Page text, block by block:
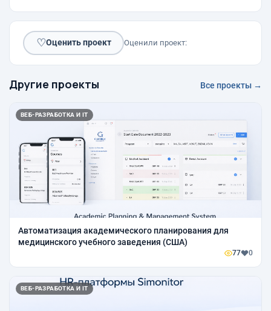
♡Оценить проект Оценили проект:
Другие проекты Все проекты →
ВЕБ-РАЗРАБОТКА И IT
Автоматизация академического планирования для
медицинского учебного заведения (США)
77 0
ВЕБ-РАЗРАБОТКА И IT